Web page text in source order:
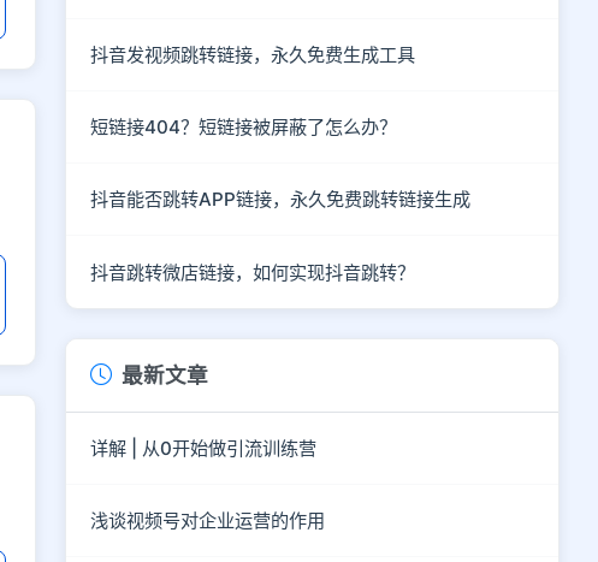
抖音发视频跳转链接，永久免费生成工具
短链接404？短链接被屏蔽了怎么办？
抖音能否跳转APP链接，永久免费跳转链接生成
抖音跳转微店链接，如何实现抖音跳转？
最新文章
详解 | 从0开始做引流训练营
浅谈视频号对企业运营的作用